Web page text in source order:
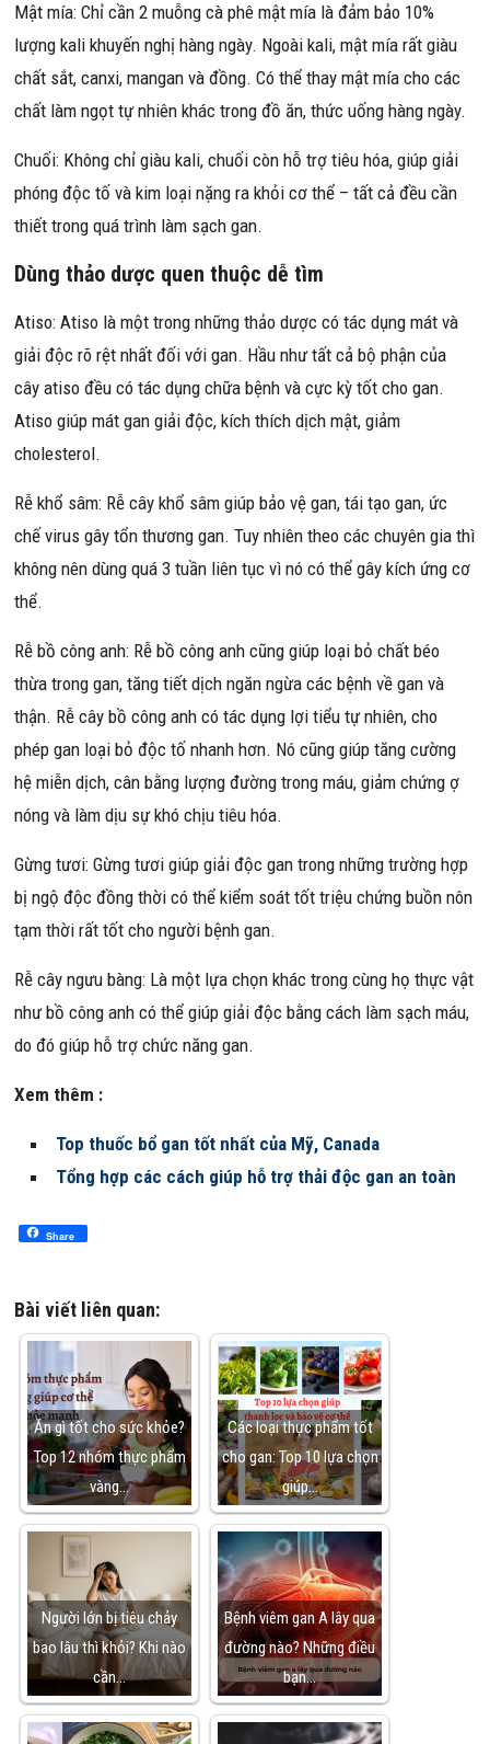
Mật mía: Chỉ cần 2 muỗng cà phê mật mía là đảm bảo 10%
lượng kali khuyến nghị hàng ngày. Ngoài kali, mật mía rất giàu
chất sắt, canxi, mangan và đồng. Có thể thay mật mía cho các
chất làm ngọt tự nhiên khác trong đồ ăn, thức uống hàng ngày.
Chuối: Không chỉ giàu kali, chuối còn hỗ trợ tiêu hóa, giúp giải
phóng độc tố và kim loại nặng ra khỏi cơ thể – tất cả đều cần
thiết trong quá trình làm sạch gan.
Dùng thảo dược quen thuộc dễ tìm
Atiso: Atiso là một trong những thảo dược có tác dụng mát và
giải độc rõ rệt nhất đối với gan. Hầu như tất cả bộ phận của
cây atiso đều có tác dụng chữa bệnh và cực kỳ tốt cho gan.
Atiso giúp mát gan giải độc, kích thích dịch mật, giảm
cholesterol.
Rễ khổ sâm: Rễ cây khổ sâm giúp bảo vệ gan, tái tạo gan, ức
chế virus gây tổn thương gan. Tuy nhiên theo các chuyên gia thì
không nên dùng quá 3 tuần liên tục vì nó có thể gây kích ứng cơ
thể.
Rễ bồ công anh: Rễ bồ công anh cũng giúp loại bỏ chất béo
thừa trong gan, tăng tiết dịch ngăn ngừa các bệnh về gan và
thận. Rễ cây bồ công anh có tác dụng lợi tiểu tự nhiên, cho
phép gan loại bỏ độc tố nhanh hơn. Nó cũng giúp tăng cường
hệ miễn dịch, cân bằng lượng đường trong máu, giảm chứng ợ
nóng và làm dịu sự khó chịu tiêu hóa.
Gừng tươi: Gừng tươi giúp giải độc gan trong những trường hợp
bị ngộ độc đồng thời có thể kiểm soát tốt triệu chứng buồn nôn
tạm thời rất tốt cho người bệnh gan.
Rễ cây ngưu bàng: Là một lựa chọn khác trong cùng họ thực vật
như bồ công anh có thể giúp giải độc bằng cách làm sạch máu,
do đó giúp hỗ trợ chức năng gan.
Xem thêm :
Top thuốc bổ gan tốt nhất của Mỹ, Canada
Tổng hợp các cách giúp hỗ trợ thải độc gan an toàn
Share
Bài viết liên quan:
Ăn gì tốt cho sức khỏe?
Top 12 nhóm thực phẩm
vàng…
Các loại thực phẩm tốt
cho gan: Top 10 lựa chọn
giúp…
Người lớn bị tiêu chảy
bao lâu thì khỏi? Khi nào
cần…
Bệnh viêm gan A lây qua
đường nào? Những điều
bạn…